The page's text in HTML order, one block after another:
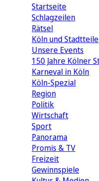
Startseite
Schlagzeilen
Rätsel
Köln und Stadtteile
Unsere Events
150 Jahre Kölner
Karneval in Köln
Köln-Spezial
Region
Politik
Wirtschaft
Sport
Panorama
Promis & TV
Freizeit
Gewinnspiele